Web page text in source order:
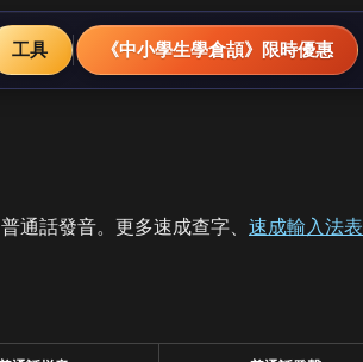
工具 《中小學生學倉頡》限時優惠
通話發音。更多速成查字、 速成輸入法表